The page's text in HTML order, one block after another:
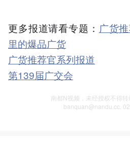
更多报道请看专题： 广货
里的爆品广货
广货推荐官系列报道
第139届广交会
南都N视频，未经授权不得
banquan@nandu.cc.